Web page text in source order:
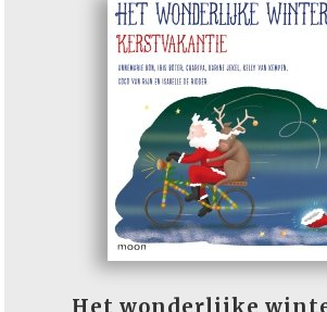
Het wonderlijke